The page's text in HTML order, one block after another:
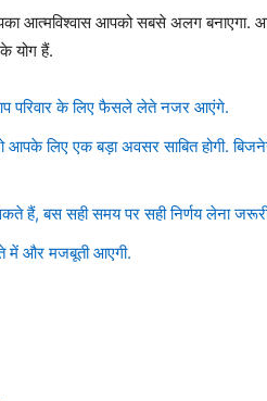
आपको सबसे अलग बनाएगा.
योग हैं.
परिवार के लिए फैसले लेते नजर आएंगे.
आपके लिए एक बड़ा अवसर साबित होगी.
हैं, बस सही समय पर सही निर्णय लेना
में और मजबूती आएगी.